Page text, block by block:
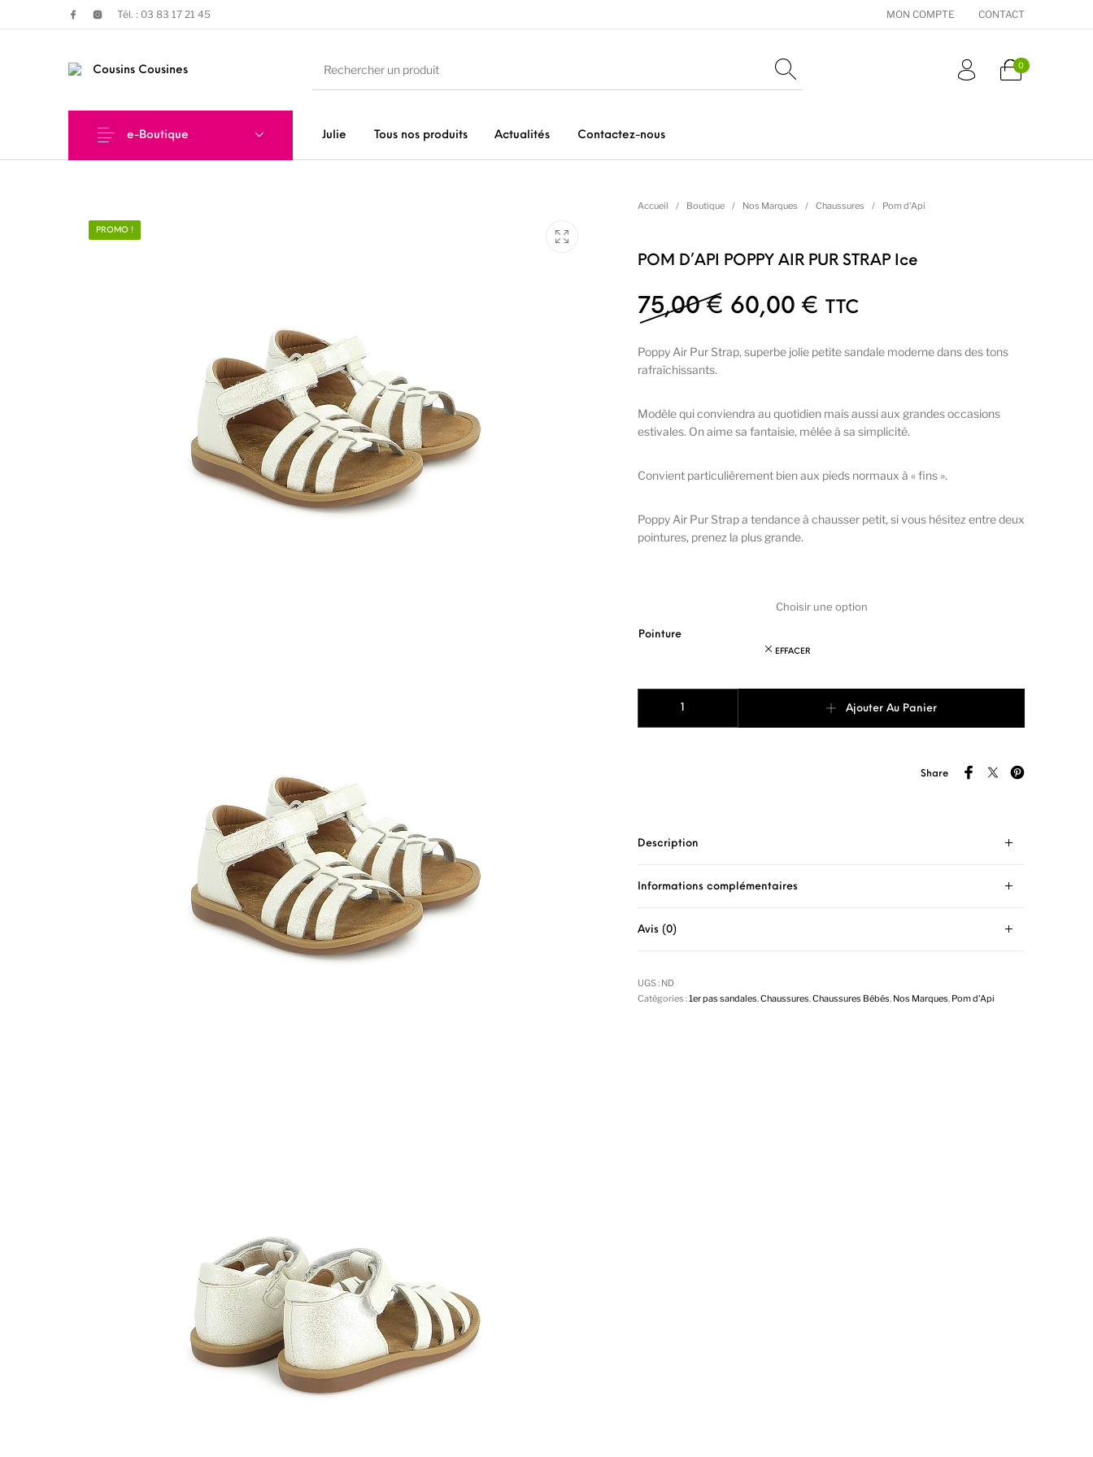
Tél. : 03 83 17 21 45 MON COMPTE CONTACT
0
Julie Tous nos produits Actualités Contactez-nous
e-Boutique
PROMO !
Accueil / Boutique / Nos Marques / Chaussures / Pom d'Api
POM D’API POPPY AIR PUR STRAP Ice
75,00€ Le prix initial était : 75,00 €.
60,00 € Le prix actuel est :
TTC
Poppy Air Pur Strap, superbe jolie petite sandale moderne dans des tons
rafraîchissants.
Modèle qui conviendra au quotidien mais aussi aux grandes occasions
estivales. On aime sa fantaisie, mélée à sa simplicité.
Convient particulièrement bien aux pieds normaux à « fins ».
Poppy Air Pur Strap a tendance à chausser petit, si vous hésitez entre deux
pointures, prenez la plus grande.
Pointure
EFFACER
Ajouter Au Panier
Share
Description
Informations complémentaires
Avis (0)
UGS : ND
Catégories :1er pas sandales,Chaussures,Chaussures Bébés, Nos Marques, Pom d'Api